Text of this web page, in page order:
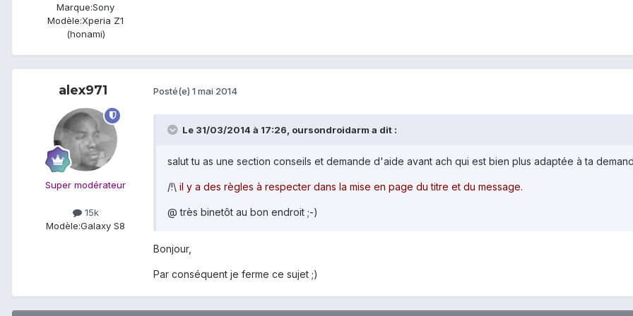
Marque:Sony
Modèle:Xperia Z1
(honami)
alex971
Super modérateur
15k
Modèle:Galaxy S8
Posté(e) 1 mai 2014
Le 31/03/2014 à 17:26, oursondroidarm a dit :
salut tu as une section conseils et demande d'aide avant ach qui est bien plus adaptée à ta
/!\ il y a des règles à respecter dans la mise en page du titre et du message.
@ très binetôt au bon endroit ;-)
Bonjour,
Par conséquent je ferme ce sujet ;)